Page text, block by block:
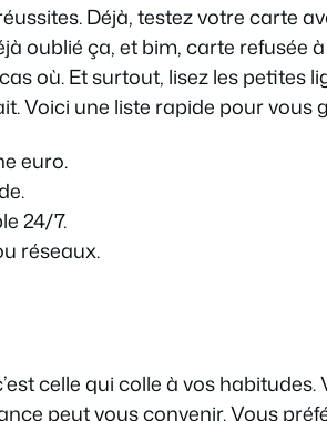
Déjà, testez votre carte
oublié ça, et bim, carte refusée
où. Et surtout, lisez les petites
Voici une liste rapide pour vous
euro.
24/7.
réseaux.
celle qui colle à vos
peut vous convenir. Vous